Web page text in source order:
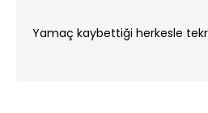
Yamaç kaybettiği herkesle